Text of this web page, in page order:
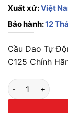
Xuất xứ:Việt
Bảo hành:12
Cầu Dao Tự
C125 Chính
Cầu Dao Tự